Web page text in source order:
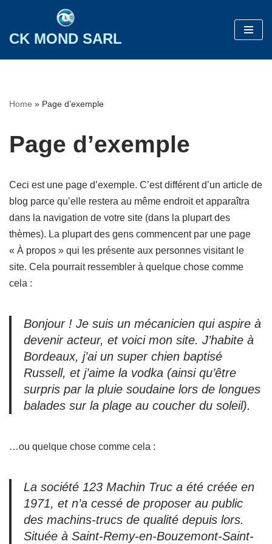
Aller
CK MOND SARL
Home » Page d’exemple
Page d’exemple
Ceci est une page d’exemple. C’est différent d’un article de
blog parce qu’elle restera au même endroit et apparaîtra
dans la navigation de votre site (dans la plupart des
thèmes). La plupart des gens commencent par une page
« À propos » qui les présente aux personnes visitant le
site. Cela pourrait ressembler à quelque chose comme
cela :
Bonjour ! Je suis un mécanicien qui aspire à
devenir acteur, et voici mon site. J’habite à
Bordeaux, j’ai un super chien baptisé
Russell, et j’aime la vodka (ainsi qu’être
surpris par la pluie soudaine lors de longues
balades sur la plage au coucher du soleil).
…ou quelque chose comme cela :
La société 123 Machin Truc a été créée en
1971, et n’a cessé de proposer au public
des machins-trucs de qualité depuis lors.
Située à Saint-Remy-en-Bouzemont-Saint-